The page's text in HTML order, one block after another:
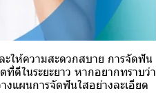
ะให้ความสะดวกสบาย การจัดฟัน
ดีในระยะยาว หากอยากทราบว่า
แผนการจัดฟันใสอย่างละเอียด